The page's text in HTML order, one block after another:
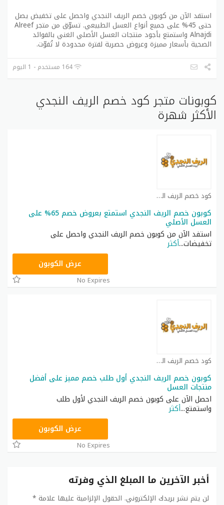
استفد الآن من كوبون خصم الريف النجدي واحصل على تخفيض يصل
حتى 45% على جميع أنواع العسل الطبيعي. تسوّق من متجر Alreef
Alnajdi واستمتع بأجود منتجات العسل الأصلي الغني بالفوائد
الصحية بأسعار مميزة وعروض حصرية لفترة محدودة لا تُفوّت.
164 مستخدم - 1 اليوم
كوبونات متجر كود خصم الريف النجدي
الأكثر شهرة
كود خصم الريف النجدي كوبون
كوبون خصم الريف النجدي استمتع بعروض خصم 65% على
العسل الأصلي
استفد الآن من كوبون خصم الريف النجدي واحصل على
تخفيضات...أكثر
عرض الكوبون
No Expires
كود خصم الريف النجدي كوبون
كوبون خصم الريف النجدي أول طلب خصم مميز على أفضل
منتجات العسل
احصل الآن على كوبون خصم الريف النجدي لأول طلب
واستمتع...أكثر
CM267عرض الكوبون
No Expires
أخبر الآخرين ما المبلغ الذي وفرته
لن يتم نشر بريدك الإلكتروني. الحقول الإلزامية عليها علامة *